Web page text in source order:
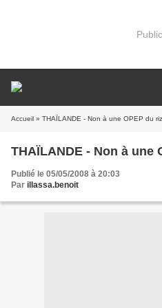
Accueil » THAÏLANDE - Non à une OPEP du
THAÏLANDE - Non à une
Publié le 05/05/2008 à 20:03
Par illassa.benoit